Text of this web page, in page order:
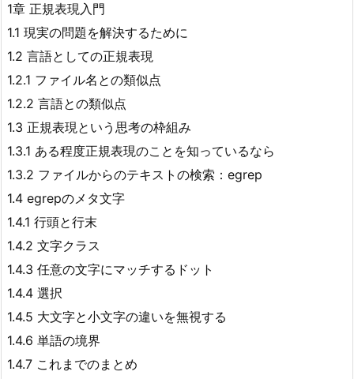
1章 正規表現入門
1.1 現実の問題を解決するために
1.2 言語としての正規表現
1.2.1 ファイル名との類似点
1.2.2 言語との類似点
1.3 正規表現という思考の枠組み
1.3.1 ある程度正規表現のことを知っているなら
1.3.2 ファイルからのテキストの検索：egrep
1.4 egrepのメタ文字
1.4.1 行頭と行末
1.4.2 文字クラス
1.4.3 任意の文字にマッチするドット
1.4.4 選択
1.4.5 大文字と小文字の違いを無視する
1.4.6 単語の境界
1.4.7 これまでのまとめ